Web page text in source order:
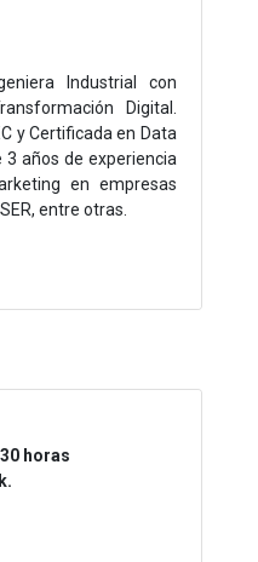
Industrial con
Digital.
y Certificada en Data
3 años de experiencia
en empresas
entre otras.
30 horas